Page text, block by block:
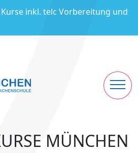
Kurse inkl. telc Vorbereitung und
MÜNCHEN